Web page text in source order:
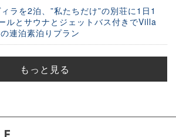
ラを2泊、”私たちだけ”の別荘に1日1
ルとサウナとジェットバス付きでVilla
連泊素泊りプラン
もっと見る